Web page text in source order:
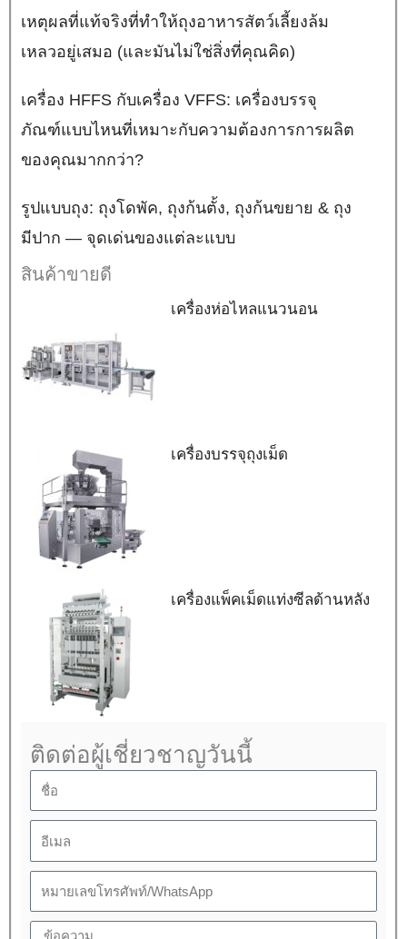
เหตุผลที่แท้จริงที่ทำให้ถุงอาหารสัตว์เลี้ยงล้ม
เหลวอยู่เสมอ (และมันไม่ใช่สิ่งที่คุณคิด)
เครื่อง HFFS กับเครื่อง VFFS: เครื่องบรรจุ
ภัณฑ์แบบไหนที่เหมาะกับความต้องการการผลิต
ของคุณมากกว่า?
รูปแบบถุง: ถุงโดพัค, ถุงก้นตั้ง, ถุงก้นขยาย & ถุง
มีปาก — จุดเด่นของแต่ละแบบ
สินค้าขายดี
เครื่องห่อไหลแนวนอน
เครื่องบรรจุถุงเม็ด
เครื่องแพ็คเม็ดแท่งซีลด้านหลัง
ติดต่อผู้เชี่ยวชาญวันนี้
ชื่อ
อีเมล
โทรศัพท์
ข้อความ